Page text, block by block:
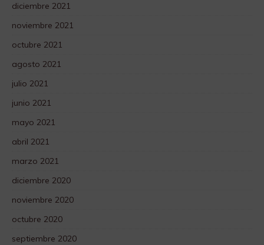
diciembre 2021
noviembre 2021
octubre 2021
agosto 2021
julio 2021
junio 2021
mayo 2021
abril 2021
marzo 2021
diciembre 2020
noviembre 2020
octubre 2020
septiembre 2020